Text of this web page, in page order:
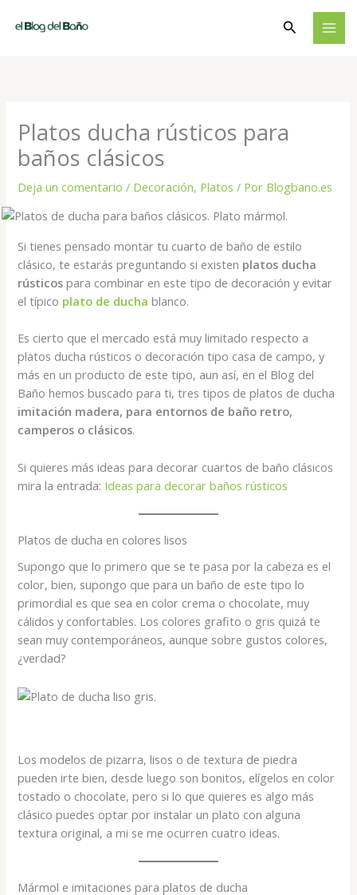
Buscar
Platos ducha rústicos para
baños clásicos
Deja un comentario / Decoración, Platos / Por Blogbano.es
Si tienes pensado montar tu cuarto de baño de estilo
clásico, te estarás preguntando si existen platos ducha
rústicos para combinar en este tipo de decoración y evitar
el típico plato de ducha blanco.
Es cierto que el mercado está muy limitado respecto a
platos ducha rústicos o decoración tipo casa de campo, y
más en un producto de este tipo, aun así, en el Blog del
Baño hemos buscado para ti, tres tipos de platos de ducha
imitación madera, para entornos de baño retro,
camperos o clásicos.
Si quieres más ideas para decorar cuartos de baño clásicos
mira la entrada: Ideas para decorar baños rústicos
Platos de ducha en colores lisos
Supongo que lo primero que se te pasa por la cabeza es el
color, bien, supongo que para un baño de este tipo lo
primordial es que sea en color crema o chocolate, muy
cálidos y confortables. Los colores grafito o gris quizá te
sean muy contemporáneos, aunque sobre gustos colores,
¿verdad?
Los modelos de pizarra, lisos o de textura de piedra
pueden irte bien, desde luego son bonitos, elígelos en color
tostado o chocolate, pero si lo que quieres es algo más
clásico puedes optar por instalar un plato con alguna
textura original, a mi se me ocurren cuatro ideas.
Mármol e imitaciones para platos de ducha